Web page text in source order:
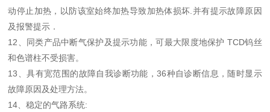
动停止加热，以防该室始终加热导致加热体损坏.并有提示故障原因
及报警提示．
12、同类产品中断气保护及提示功能，可最大限度地保护 TCD钨丝
和色谱柱不受损害。
13、具有宽范围的故障自我诊断功能，36种自诊断信息，随时显示
故障原因及处理方法。
14、稳定的气路系统: